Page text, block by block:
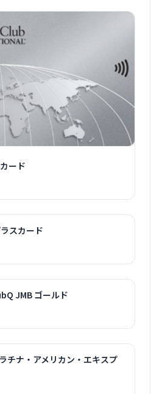
ード
スカード
JMB ゴールド
チナ・アメリカン・エキスプ